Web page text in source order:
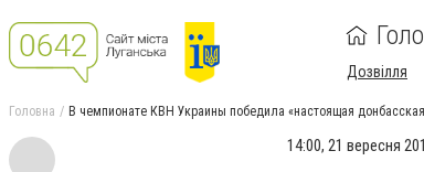
Дозвілля
Головна В чемпионате КВН Украины победила «настоящая
14:00, 21 вересня